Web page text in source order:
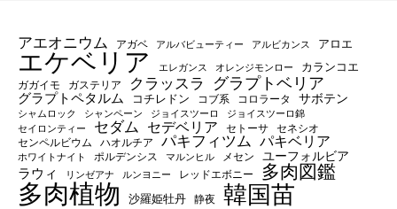
アエオニウム アガベ アルバビューティー アルビカンス アロエ
エケベリア エレガンス オレンジモンロー カランコエ
ガガイモ ガステリア クラッスラ グラプトベリア
グラプトペタルム コチレドン コブ系 コロラータ サボテン
シャムロック シャンペーン ジョイスツーロ
ジョイスツーロ錦
セイロンティー
セダム セデベリア セトーサ
セネシオ
センペルビウム
ハオルチア パキフィツム パキベリア
ホワイトナイト ポルデンシス マルンヒル メセン
ユーフォルビア
ラウィ
リンゼアナ ルンヨニー レッドエボニー 多肉図鑑
多肉植物 沙羅姫牡丹 静夜 韓国苗